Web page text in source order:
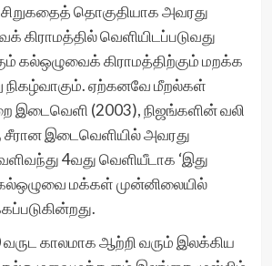
தொகுதியாக அவரது
வெளியிடப்படுவது
கல்ஒழுவைக் கிராமத்திற்கும் மறக்க
நிகழ்வாகும். ஏற்கனவே மீறல்கள்
இடைவெளி (2003), நிஜங்களின் வலி
சீரான இடைவெளியில் அவரது
4வது வெளியீடாக ‘இது
கல்ஒழுவை மக்கள் முன்னிலையில்
காலமாக ஆற்றி வரும் இலக்கிய